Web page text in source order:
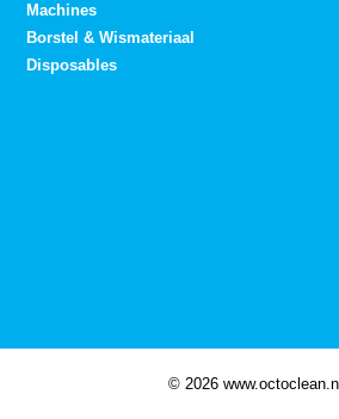
Machines
Borstel & Wismateriaal
Disposables
© 2026